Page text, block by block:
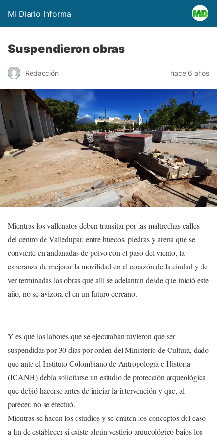
Mi Diario Informa
Suspendieron obras
Redacción hace 6 años
Mientras los vallenatos deben transitar por las maltrechas calles
del centro de Valledupar, entre huecos, piedras y arena que se
convierte en andanadas de polvo con el paso del viento, la
esperanza de mejorar la movilidad en el corazón de la ciudad y de
ver terminadas las obras que allí se adelantan desde que inició este
año, no se avizora el en un futuro cercano.
Y es que las labores que se ejecutaban tuvieron que ser
suspendidas por 30 días por orden del Ministerio de Cultura, dado
que ante el Instituto Colombiano de Antropología e Historia
(ICANH) debía solicitarse un estudio de protección arqueológica
que debió hacerse antes de iniciar la intervención y que, al
parecer, no se efectuó.
Mientras se hacen los estudios y se emiten los conceptos del caso
a fin de establecer si existe algún vestigio arqueológico bajos los